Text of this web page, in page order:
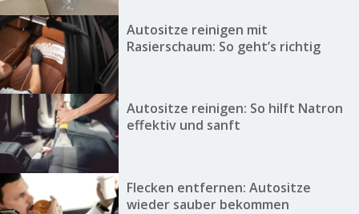
Autositze reinigen mit
Rasierschaum: So geht’s richtig
Autositze reinigen: So hilft Natron
effektiv und sanft
Flecken entfernen: Autositze
wieder sauber bekommen